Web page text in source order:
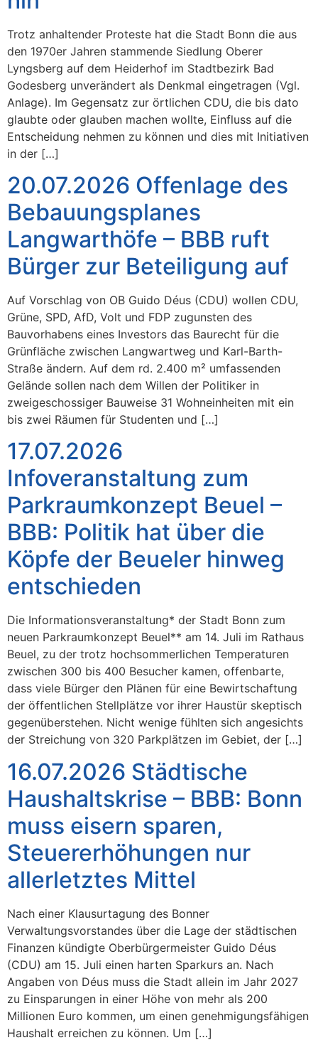
Trotz anhaltender Proteste hat die Stadt Bonn die aus
den 1970er Jahren stammende Siedlung Oberer
Lyngsberg auf dem Heiderhof im Stadtbezirk Bad
Godesberg unverändert als Denkmal eingetragen (Vgl.
Anlage). Im Gegensatz zur örtlichen CDU, die bis dato
glaubte oder glauben machen wollte, Einfluss auf die
Entscheidung nehmen zu können und dies mit Initiativen
in der […]
20.07.2026 Offenlage des
Bebauungsplanes
Langwarthöfe – BBB ruft
Bürger zur Beteiligung auf
Auf Vorschlag von OB Guido Déus (CDU) wollen CDU,
Grüne, SPD, AfD, Volt und FDP zugunsten des
Bauvorhabens eines Investors das Baurecht für die
Grünfläche zwischen Langwartweg und Karl-Barth-
Straße ändern. Auf dem rd. 2.400 m² umfassenden
Gelände sollen nach dem Willen der Politiker in
zweigeschossiger Bauweise 31 Wohneinheiten mit ein
bis zwei Räumen für Studenten und […]
17.07.2026
Infoveranstaltung zum
Parkraumkonzept Beuel –
BBB: Politik hat über die
Köpfe der Beueler hinweg
entschieden
Die Informationsveranstaltung* der Stadt Bonn zum
neuen Parkraumkonzept Beuel** am 14. Juli im Rathaus
Beuel, zu der trotz hochsommerlichen Temperaturen
zwischen 300 bis 400 Besucher kamen, offenbarte,
dass viele Bürger den Plänen für eine Bewirtschaftung
der öffentlichen Stellplätze vor ihrer Haustür skeptisch
gegenüberstehen. Nicht wenige fühlten sich angesichts
der Streichung von 320 Parkplätzen im Gebiet, der […]
16.07.2026 Städtische
Haushaltskrise – BBB: Bonn
muss eisern sparen,
Steuererhöhungen nur
allerletztes Mittel
Nach einer Klausurtagung des Bonner
Verwaltungsvorstandes über die Lage der städtischen
Finanzen kündigte Oberbürgermeister Guido Déus
(CDU) am 15. Juli einen harten Sparkurs an. Nach
Angaben von Déus muss die Stadt allein im Jahr 2027
zu Einsparungen in einer Höhe von mehr als 200
Millionen Euro kommen, um einen genehmigungsfähigen
Haushalt erreichen zu können. Um […]